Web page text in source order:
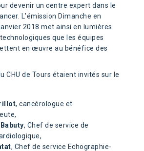
devenir un centre expert dans le
L’émission Dimanche en
2018 met ainsi en lumières
que les équipes
en œuvre au bénéfice des
CHU de Tours étaient invités sur le
, cancérologue et
, Chef de service de
, Chef de service Echographie-